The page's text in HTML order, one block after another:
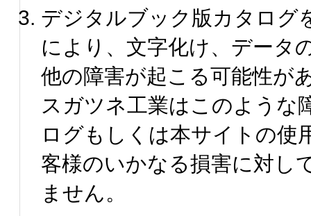
デジタルブック版カタログ
により、文字化け、データ
他の障害が起こる可能性が
スガツネ工業はこのような
ログもしくは本サイトの使
客様のいかなる損害に対し
ません。